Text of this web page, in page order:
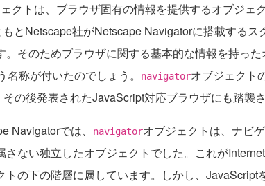
クトは、ブラウザ固有の情報を提供するオブジェク
とNetscape社がNetscape Navigatorに搭載するス
。そのためブラウザに関する基本的な情報を持っ
名称が付いたのでしょう。
navigatorオブジェクト
の後発表されたJavaScript対応ブラウザにも踏襲さ
Navigatorでは、 navigatorオブジェクトは、ナビ
さない独立したオブジェクトでした。これが
トの下の階層に属しています。しかし、JavaScript